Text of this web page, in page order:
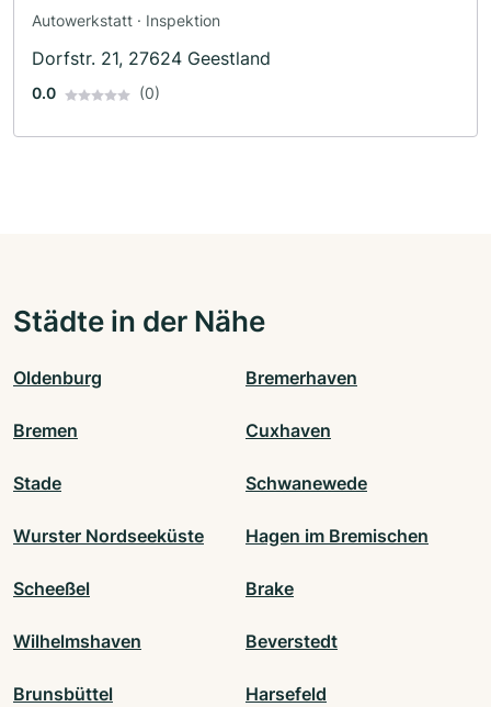
Autowerkstatt · Inspektion
Dorfstr. 21, 27624 Geestland
0.0 (0)
Städte in der Nähe
Oldenburg Bremerhaven
Bremen Cuxhaven
Stade Schwanewede
Wurster Nordseeküste Hagen im Bremischen
Scheeßel Brake
Wilhelmshaven Beverstedt
Brunsbüttel Harsefeld